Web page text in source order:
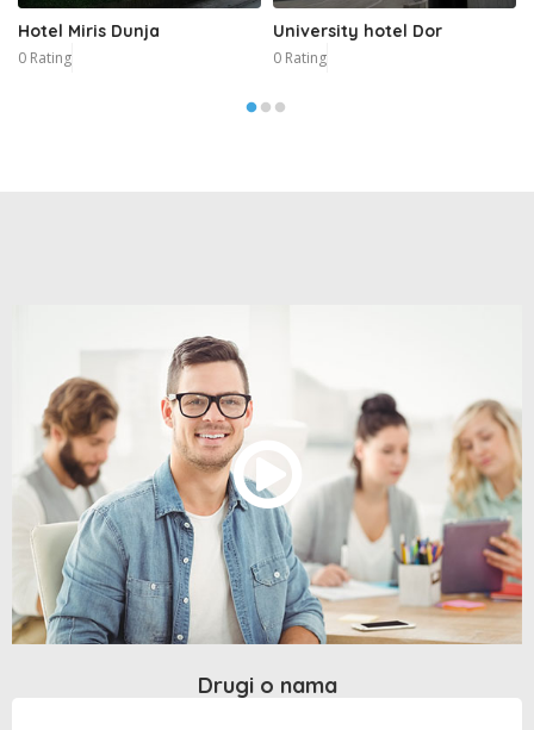
Hotel Miris Dunja
0 Rating
University hotel Dor
0 Rating
Drugi o nama